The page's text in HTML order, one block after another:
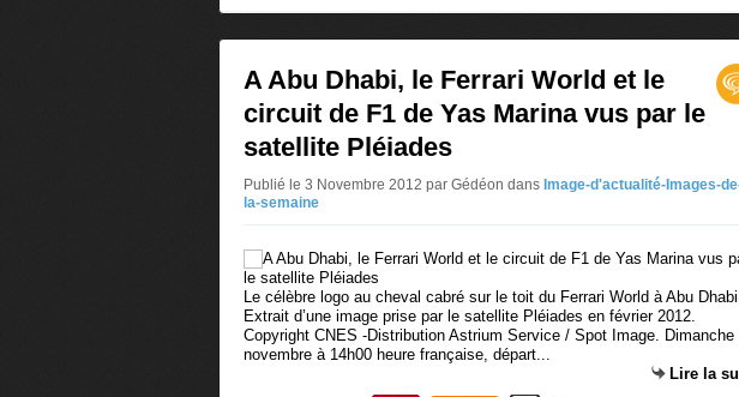
A Abu Dhabi, le Ferrari World et le
circuit de F1 de Yas Marina vus par le
satellite Pléiades
Publié le 3 Novembre 2012 par Gédéon dans Image-d'actualité-Images-
la-semaine
Le célèbre logo au cheval cabré sur le toit du Ferrari World à Abu
Extrait d’une image prise par le satellite Pléiades en février 2012.
Copyright CNES -Distribution Astrium Service / Spot Image. Dimanche
novembre à 14h00 heure française, départ...
Lire la